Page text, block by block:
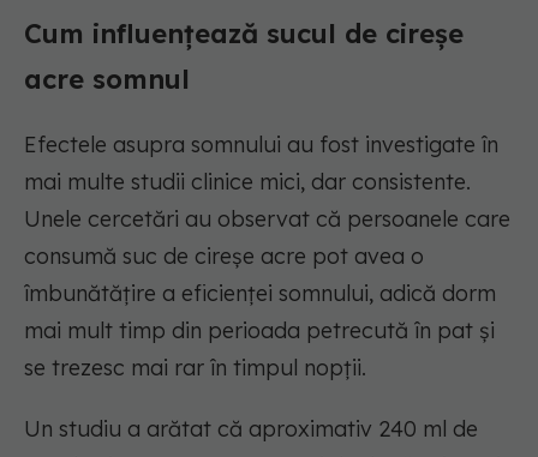
Cum influențează sucul de cireșe
acre somnul
Efectele asupra somnului au fost investigate în
mai multe studii clinice mici, dar consistente.
Unele cercetări au observat că persoanele care
consumă suc de cireșe acre pot avea o
îmbunătățire a eficienței somnului, adică dorm
mai mult timp din perioada petrecută în pat și
se trezesc mai rar în timpul nopții.
Un studiu a arătat că aproximativ 240 ml de